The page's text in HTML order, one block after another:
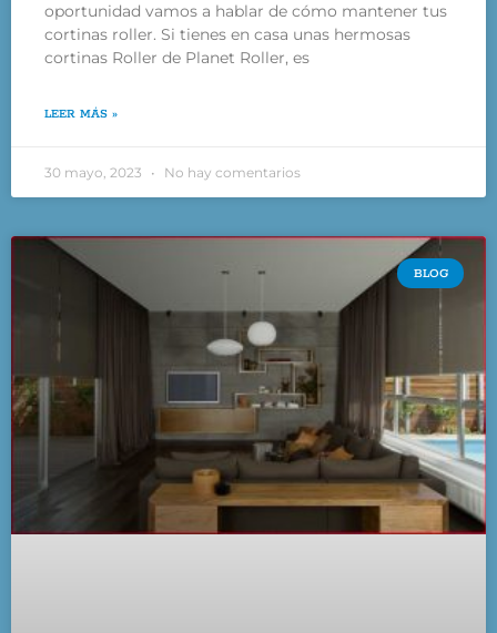
oportunidad vamos a hablar de cómo mantener tus
cortinas roller. Si tienes en casa unas hermosas
cortinas Roller de Planet Roller, es
LEER MÁS »
30 mayo, 2023 No hay comentarios
BLOG